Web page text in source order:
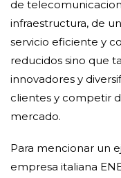
de
infraestructura, de
servicio eficiente y
reducidos sino que
innovadores y
clientes y competir
mercado.
Para mencionar un
empresa italiana